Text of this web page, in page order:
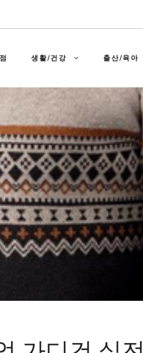
생활/건강 출산/육아